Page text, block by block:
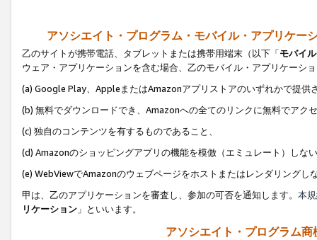
アソシエイト・プログラム・モバイル・アプリケー
乙のサイトが携帯電話、タブレットまたは携帯用端末（以下「モバイ
ウェア・アプリケーションを含む場合、乙のモバイル・アプリケーシ
(a) Google Play、AppleまたはAmazonアプリストアのいずれかで提供
(b) 無料でダウンロードでき、Amazonへの全てのリンクに無料でアク
(c) 独自のコンテンツを有するものであること、
(d) Amazonのショッピングアプリの機能を模倣（エミュレート）しな
(e) WebViewでAmazonのウェブページをホストまたはレンダリングし
甲は、乙のアプリケーションを審査し、参加の可否を通知します。 本
リケーション 」といいます。
アソシエイト・プログラム